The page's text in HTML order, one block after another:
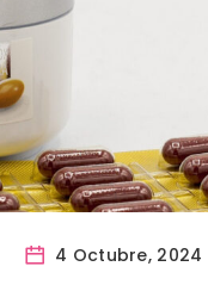
4 Octubre, 2024